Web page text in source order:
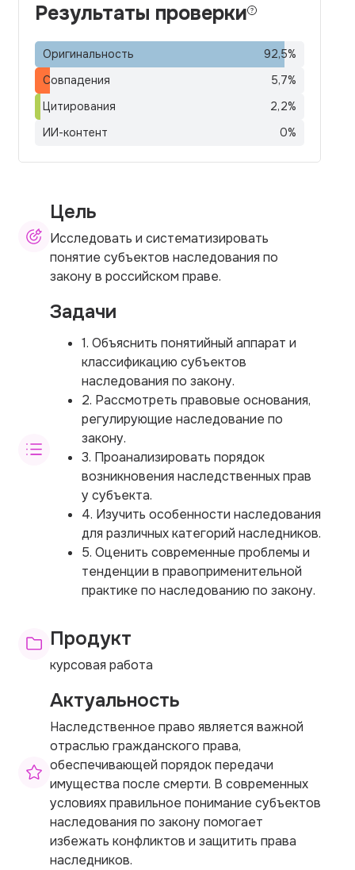
Результаты проверки
Оригинальность 92,5%
Совпадения
5,7%
Цитирования
2,2%
ИИ-контент
0%
Цель
Исследовать и систематизировать
понятие субъектов наследования по
закону в российском праве.
Задачи
1. Объяснить понятийный аппарат и
классификацию субъектов
наследования по закону.
2. Рассмотреть правовые основания,
регулирующие наследование по
закону.
3. Проанализировать порядок
возникновения наследственных прав
у субъекта.
4. Изучить особенности наследования
для различных категорий наследников.
5. Оценить современные проблемы и
тенденции в правоприменительной
практике по наследованию по закону.
Продукт
курсовая работа
Актуальность
Наследственное право является важной
отраслью гражданского права,
обеспечивающей порядок передачи
имущества после смерти. В современных
условиях правильное понимание субъектов
наследования по закону помогает
избежать конфликтов и защитить права
наследников.